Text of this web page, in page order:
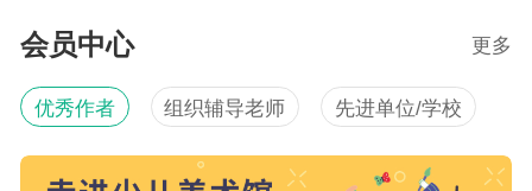
会员中心 更多
优秀作者 组织辅导老师 先进单位/学校